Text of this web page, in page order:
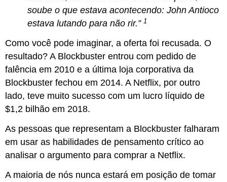
soube o que estava acontecendo: John Antioco
estava lutando para não rir.”1
Como você pode imaginar, a oferta foi recusada. O
resultado? A Blockbuster entrou com pedido de
falência em 2010 e a última loja corporativa da
Blockbuster fechou em 2014. A Netflix, por outro
lado, teve muito sucesso com um lucro líquido de
$1,2 bilhão em 2018.
As pessoas que representam a Blockbuster falharam
em usar as habilidades de pensamento crítico ao
analisar o argumento para comprar a Netflix.
A maioria de nós nunca estará em posição de tomar